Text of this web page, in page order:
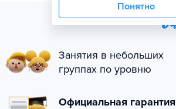
Понятно
Занятия в небольших
группах по уровню
Официальная гарантия